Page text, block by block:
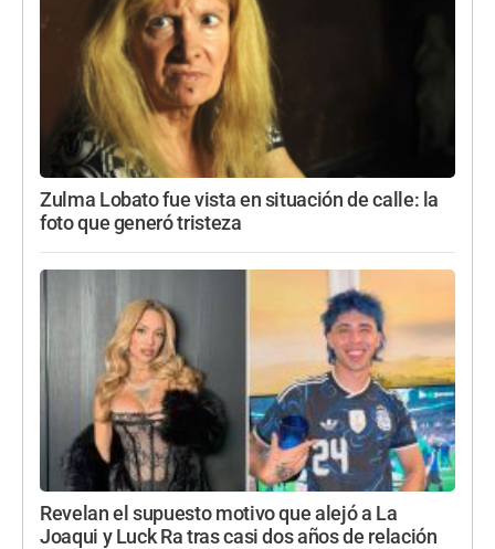
Zulma Lobato fue vista en situación de calle: la
foto que generó tristeza
Revelan el supuesto motivo que alejó a La
Joaqui y Luck Ra tras casi dos años de relación